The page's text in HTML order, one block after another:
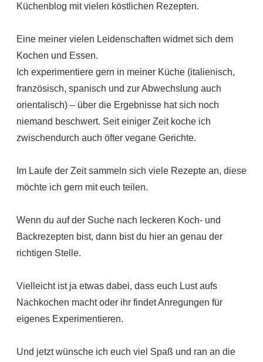
Küchenblog mit vielen köstlichen Rezepten.
Eine meiner vielen Leidenschaften widmet sich dem
Kochen und Essen.
Ich experimentiere gern in meiner Küche (italienisch,
französisch, spanisch und zur Abwechslung auch
orientalisch) – über die Ergebnisse hat sich noch
niemand beschwert. Seit einiger Zeit koche ich
zwischendurch auch öfter vegane Gerichte.
Im Laufe der Zeit sammeln sich viele Rezepte an, diese
möchte ich gern mit euch teilen.
Wenn du auf der Suche nach leckeren Koch- und
Backrezepten bist, dann bist du hier an genau der
richtigen Stelle.
Vielleicht ist ja etwas dabei, dass euch Lust aufs
Nachkochen macht oder ihr findet Anregungen für
eigenes Experimentieren.
Und jetzt wünsche ich euch viel Spaß und ran an die